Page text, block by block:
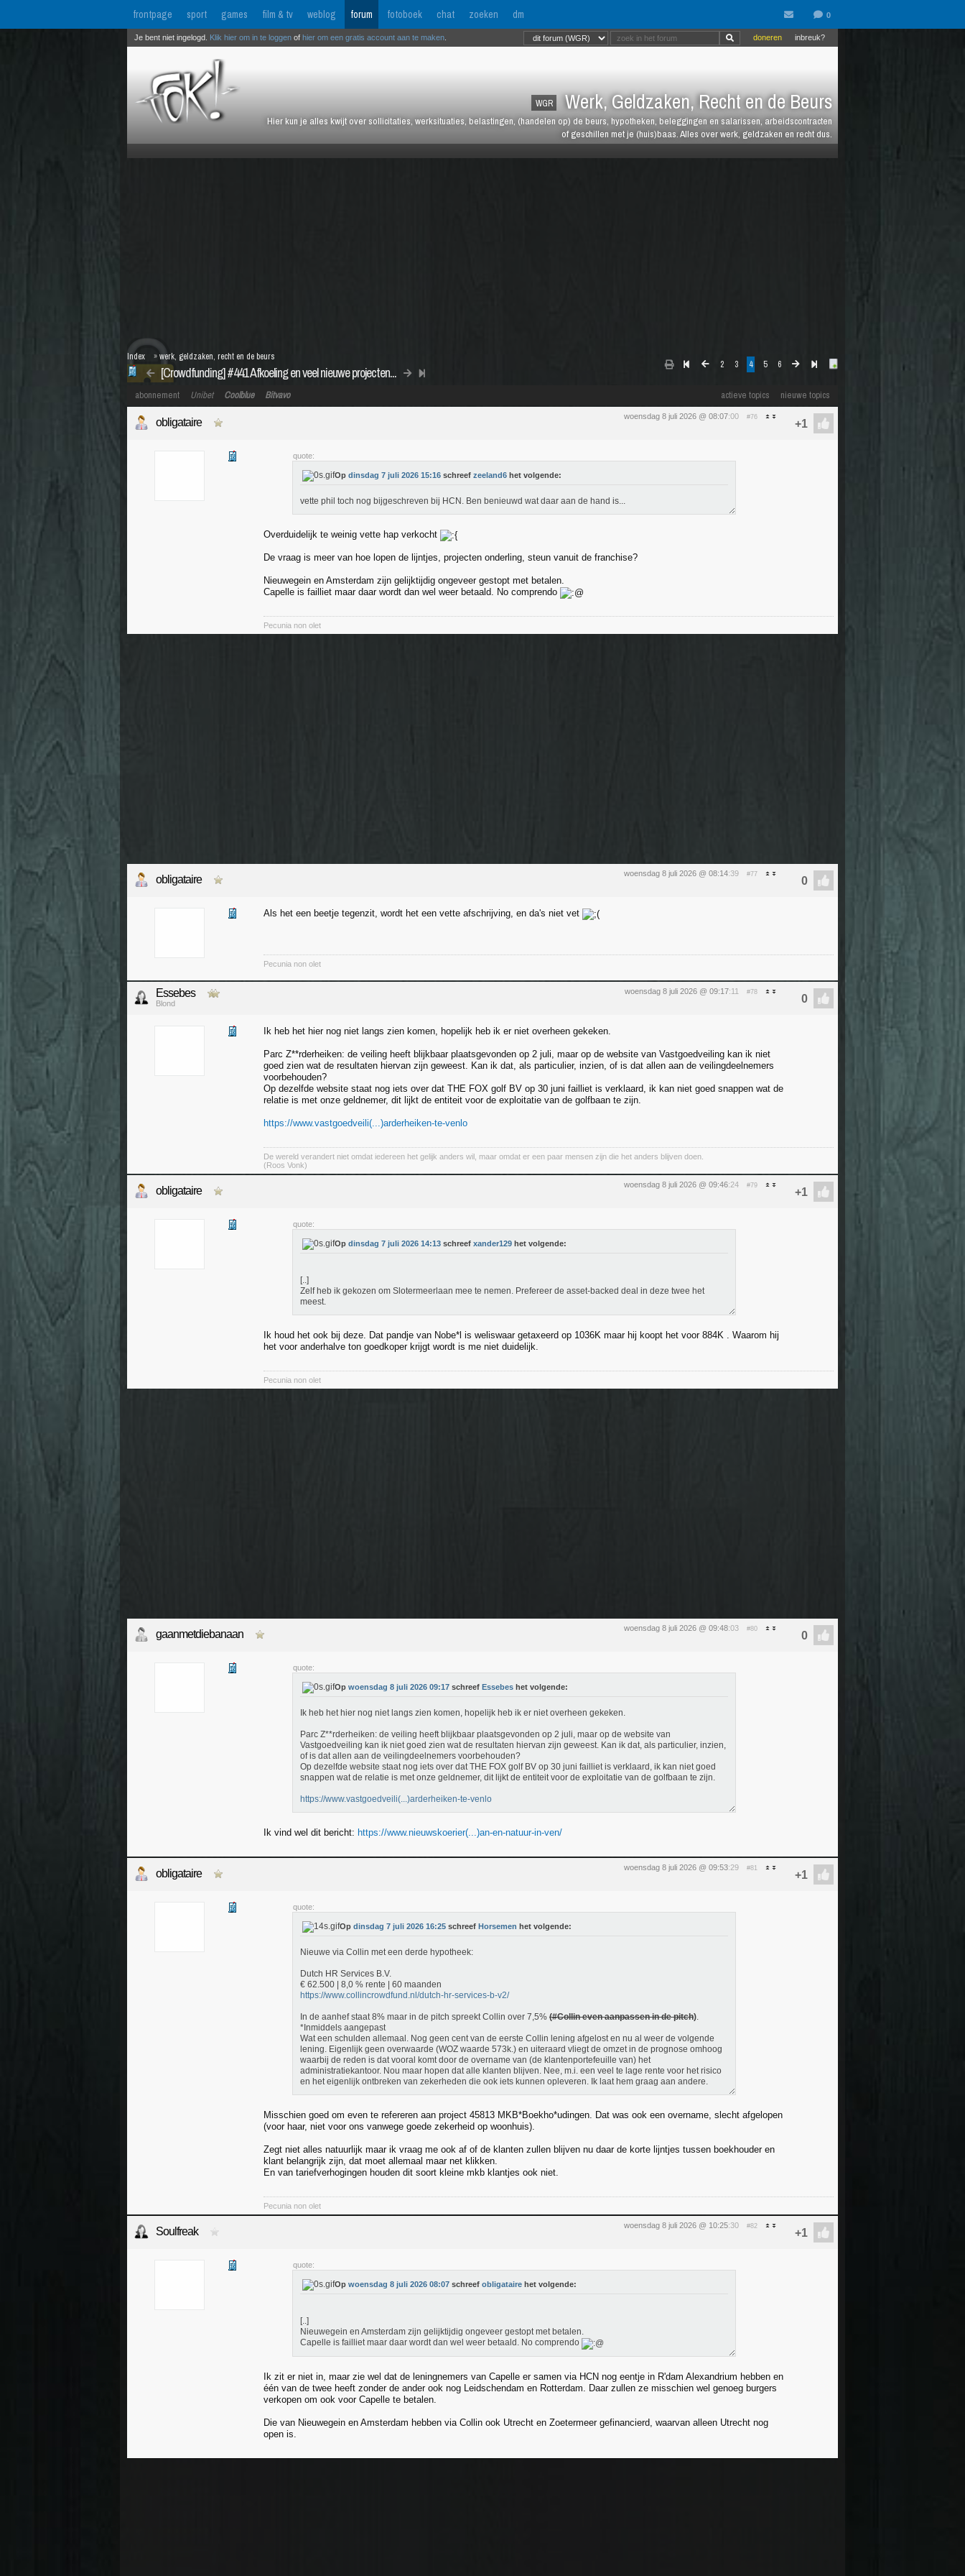
frontpage sport games film & tv weblog forum fotoboek chat zoeken dm
WGR Werk, Geldzaken, Recht en de Beurs
Hier kun je alles kwijt over sollicitaties, werksituaties, belastingen, (handelen op) de beurs, hypotheken, beleggingen en salarissen, arbeidscontracten
of geschillen met je (huis)baas. Alles over werk, geldzaken en recht dus.
inbreuk?
doneren
Je bent niet ingelogd. Klik hier om in te loggen of hier om een gratis account aan te maken
2 3 4 5 6
[Crowdfunding] #441 Afkoeling en veel nieuwe projecten...
Index »werk, geldzaken, recht en de beurs
actieve topics nieuwe topics
abonnement Unibet Coolblue Bitvavo
woensdag 8 juli 2026 @ 08:07:00 #76
obligataire
quote:
Op dinsdag 7 juli 2026 15:16 schreef zeeland6 het volgende:
vette phil toch nog bijgeschreven bij HCN. Ben benieuwd wat daar aan de hand is...
Overduidelijk te weinig vette hap verkocht
De vraag is meer van hoe lopen de lijntjes, projecten onderling, steun vanuit de franchise?
Nieuwegein en Amsterdam zijn gelijktijdig ongeveer gestopt met betalen.
Capelle is failliet maar daar wordt dan wel weer betaald. No comprendo
Pecunia non olet
woensdag 8 juli 2026 @ 08:14:39 #77
obligataire
Als het een beetje tegenzit, wordt het een vette afschrijving, en da's niet vet
Pecunia non olet
woensdag 8 juli 2026 @ 09:17:11 #78
Essebes
Blond
Ik heb het hier nog niet langs zien komen, hopelijk heb ik er niet overheen gekeken.
Parc Z**rderheiken: de veiling heeft blijkbaar plaatsgevonden op 2 juli, maar op de website van Vastgoedveiling kan ik niet
goed zien wat de resultaten hiervan zijn geweest. Kan ik dat, als particulier, inzien, of is dat allen aan de veilingdeelnemers
voorbehouden?
Op dezelfde website staat nog iets over dat THE FOX golf BV op 30 juni failliet is verklaard, ik kan niet goed snappen wat de
relatie is met onze geldnemer, dit lijkt de entiteit voor de exploitatie van de golfbaan te zijn.
https://www.vastgoedveili(...)arderheiken-te-venlo
De wereld verandert niet omdat iedereen het gelijk anders wil, maar omdat er een paar mensen zijn die het anders blijven doen.
(Roos Vonk)
woensdag 8 juli 2026 @ 09:46:24 #79
obligataire
quote:
Op dinsdag 7 juli 2026 14:13 schreef xander129 het volgende:
[..]
Zelf heb ik gekozen om Slotermeerlaan mee te nemen. Prefereer de asset-backed deal in deze twee het
meest.
Ik houd het ook bij deze. Dat pandje van Nobe*l is weliswaar getaxeerd op 1036K maar hij koopt het voor 884K . Waarom hij
het voor anderhalve ton goedkoper krijgt wordt is me niet duidelijk.
Pecunia non olet
woensdag 8 juli 2026 @ 09:48:03 #80
gaanmetdiebanaan
quote:
Op woensdag 8 juli 2026 09:17 schreef Essebes het volgende:
Ik heb het hier nog niet langs zien komen, hopelijk heb ik er niet overheen gekeken.
Parc Z**rderheiken: de veiling heeft blijkbaar plaatsgevonden op 2 juli, maar op de website van
Vastgoedveiling kan ik niet goed zien wat de resultaten hiervan zijn geweest. Kan ik dat, als particulier, inzien,
of is dat allen aan de veilingdeelnemers voorbehouden?
Op dezelfde website staat nog iets over dat THE FOX golf BV op 30 juni failliet is verklaard, ik kan niet goed
snappen wat de relatie is met onze geldnemer, dit lijkt de entiteit voor de exploitatie van de golfbaan te zijn.
https://www.vastgoedveili(...)arderheiken-te-venlo
Ik vind wel dit bericht: https://www.nieuwskoerier(...)an-en-natuur-in-ven/
woensdag 8 juli 2026 @ 09:53:29 #81
obligataire
quote:
Op dinsdag 7 juli 2026 16:25 schreef Horsemen het volgende:
Nieuwe via Collin met een derde hypotheek:
Dutch HR Services B.V.
€ 62.500 | 8,0 % rente | 60 maanden
https://www.collincrowdfund.nl/dutch-hr-services-b-v2/
In de aanhef staat 8% maar in de pitch spreekt Collin over 7,5% (#Collin even aanpassen in de pitch).
*Inmiddels aangepast
Wat een schulden allemaal. Nog geen cent van de eerste Collin lening afgelost en nu al weer de volgende
lening. Eigenlijk geen overwaarde (WOZ waarde 573k.) en uiteraard vliegt de omzet in de prognose omhoog
waarbij de reden is dat vooral komt door de overname van (de klantenportefeuille van) het
administratiekantoor. Nou maar hopen dat alle klanten blijven. Nee, m.i. een veel te lage rente voor het risico
en het eigenlijk ontbreken van zekerheden die ook iets kunnen opleveren. Ik laat hem graag aan andere.
Misschien goed om even te refereren aan project 45813 MKB*Boekho*udingen. Dat was ook een overname, slecht afgelopen
(voor haar, niet voor ons vanwege goede zekerheid op woonhuis).
Zegt niet alles natuurlijk maar ik vraag me ook af of de klanten zullen blijven nu daar de korte lijntjes tussen boekhouder en
klant belangrijk zijn, dat moet allemaal maar net klikken.
En van tariefverhogingen houden dit soort kleine mkb klantjes ook niet.
Pecunia non olet
woensdag 8 juli 2026 @ 10:25:30 #82
Soulfreak
quote:
Op woensdag 8 juli 2026 08:07 schreef obligataire het volgende:
[..]
Nieuwegein en Amsterdam zijn gelijktijdig ongeveer gestopt met betalen.
Capelle is failliet maar daar wordt dan wel weer betaald. No comprendo
Ik zit er niet in, maar zie wel dat de leningnemers van Capelle er samen via HCN nog eentje in R'dam Alexandrium hebben en
één van de twee heeft zonder de ander ook nog Leidschendam en Rotterdam. Daar zullen ze misschien wel genoeg burgers
verkopen om ook voor Capelle te betalen.
Die van Nieuwegein en Amsterdam hebben via Collin ook Utrecht en Zoetermeer gefinancierd, waarvan alleen Utrecht nog
open is.